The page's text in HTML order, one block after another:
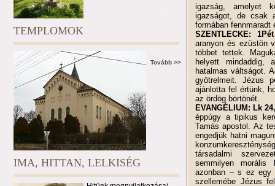
igazság, amelyet
igazságot, de csak
formában fennmaradt
SZENTLECKE:
aranyon és ezüstön
többet tettek.
helyett mindaddig,
hatalmas váltságot.
gyötrelmeit. Jézus
ajánlotta fel értünk,
az ördög börtönét.
EVANGÉLIUM: Lk
éppúgy a tipikus
Tamás apostol. Az
engedjük hatni
társadalmi
semmilyen morális
azonban – s ez egy
szellemébe Jézus
TEMPLOMOK
Tovább >>
IMA, HITTAN, LELKISÉG